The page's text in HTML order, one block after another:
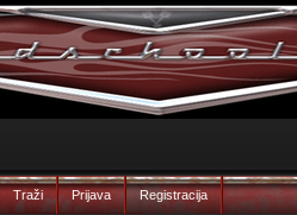
Traži Prijava Registracija